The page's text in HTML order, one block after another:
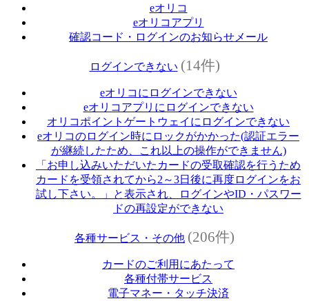
eオリコ
eオリコアプリ
確認コード・ログインのお知らせメール
ログインできない (14件)
eオリコにログインできない
eオリコアプリにログインできない
オリコポイントゲートウェイにログインできない
eオリコのログイン時にロックがかかった(認証エラー
が継続したため、これ以上の操作ができません)
「お申し込みいただいたカードの受取確認を行うため
カードを受領されてから2～3日後に再度ログインをお
試し下さい。」と表示され、ログインやID・パスワー
ドの再設定ができない
各種サービス・その他 (206件)
カードのご利用にあたって
各種付帯サービス
電子マネー・タッチ決済